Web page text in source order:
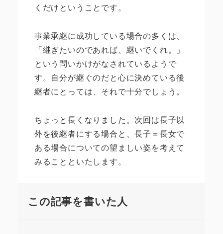
くだけということです。
事業承継に成功している場合の多くは、
「継ぎたいのであれば、継いでくれ。」
という問いかけがなされているようで
す。自分が継ぐのだと心に決めている後
継者にとっては、それで十分でしょう。
ちょっと長くなりました。次回は長子以
外を後継者にする場合と、長子＝長女で
ある場合についての望ましい姿を考えて
みることといたします。
この記事を書いた人